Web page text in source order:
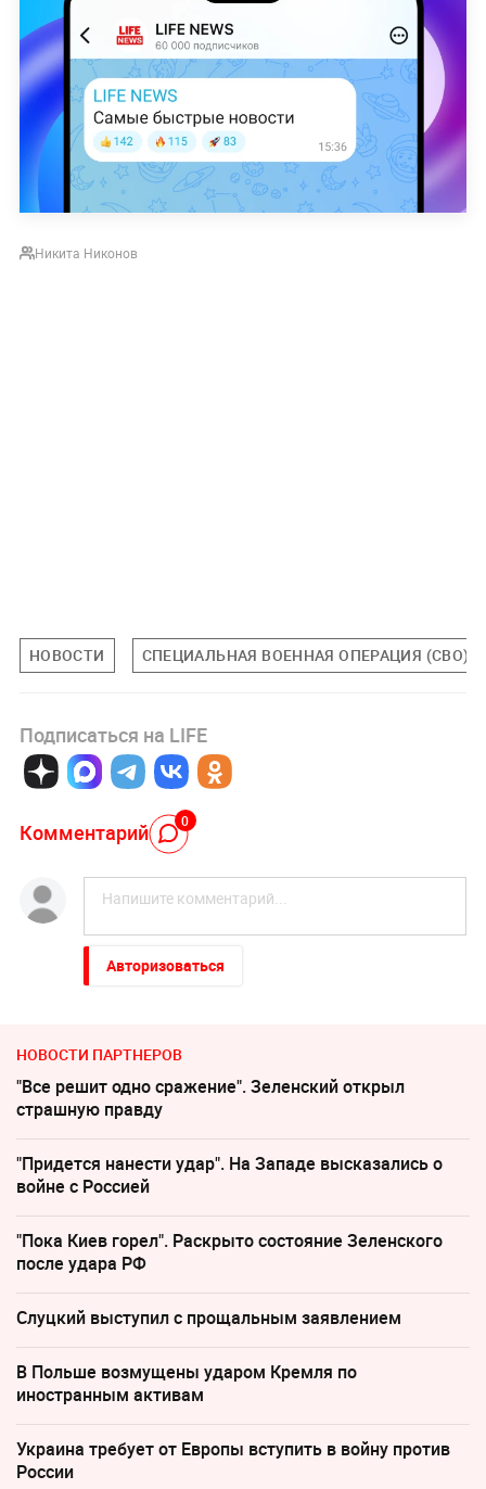
Никита Никонов
НОВОСТИ СПЕЦИАЛЬНАЯ ВОЕННАЯ ОПЕРАЦИЯ (СВО)
Подписаться на LIFE
Комментарий 0
Авторизоваться
НОВОСТИ ПАРТНЕРОВ
"Все решит одно сражение". Зеленский открыл
страшную правду
"Придется нанести удар". На Западе высказались о
войне с Россией
"Пока Киев горел". Раскрыто состояние Зеленского
после удара РФ
Слуцкий выступил с прощальным заявлением
В Польше возмущены ударом Кремля по
иностранным активам
Украина требует от Европы вступить в войну против
России